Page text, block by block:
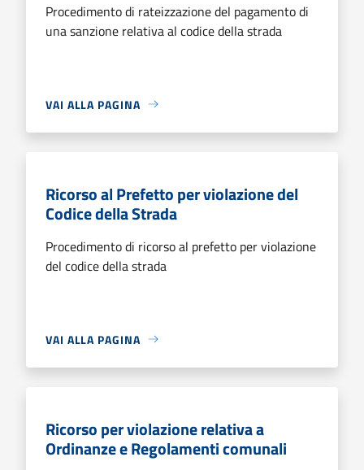
Procedimento di rateizzazione del pagamento di
una sanzione relativa al codice della strada
VAI ALLA PAGINA
Ricorso al Prefetto per violazione del
Codice della Strada
Procedimento di ricorso al prefetto per violazione
del codice della strada
VAI ALLA PAGINA
Ricorso per violazione relativa a
Ordinanze e Regolamenti comunali